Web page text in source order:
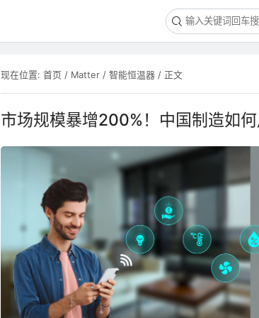
现在位置: 首页 / Matter/ 智能恒温器/ 正文
市场规模暴增200%！中国制造如